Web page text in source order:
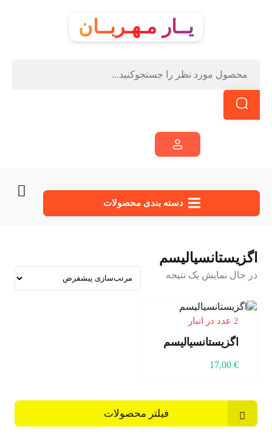
یــار مـهـربــان
دسته‌ بندی محصولات
اگزیستانسیالیسم
در حال نمایش یک نتیجه
2 عدد در انبار
اگزیستانسیالیسم
17,00 €
فیلتر محصولات